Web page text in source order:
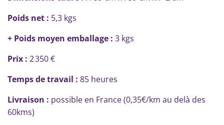
Poids net : 5,3 kgs
+ Poids moyen emballage : 3 kgs
Prix : 2 350 €
Temps de travail : 85 heures
Livraison : possible en France (0,35€/km au delà des
60kms)